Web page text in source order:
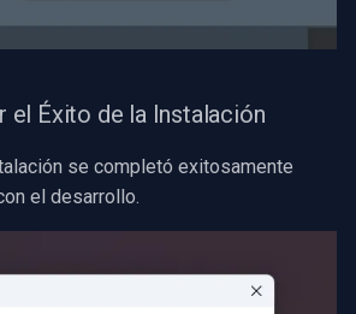
el Éxito de la Instalación
se completó exitosamente
el desarrollo.